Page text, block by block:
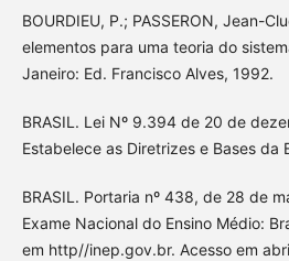
BOURDIEU, P.; PASSERON, Jean-
elementos para uma teoria do
Janeiro: Ed. Francisco Alves, 1992.
BRASIL. Lei Nº 9.394 de 20 de
Estabelece as Diretrizes e Bases da
BRASIL. Portaria nº 438, de 28 de
Exame Nacional do Ensino Médio:
em http//inep.gov.br. Acesso em